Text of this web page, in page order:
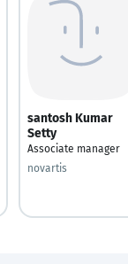
santosh Kumar
Setty
Associate manager
novartis